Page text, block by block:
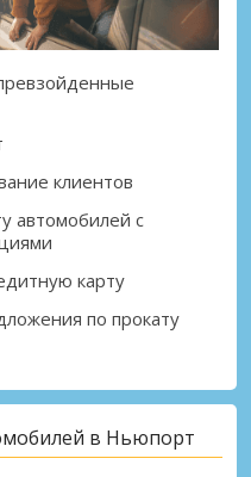
eLink
клиентов
автомобилей с
карту
по прокату
в Ньюпорт